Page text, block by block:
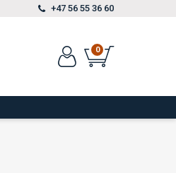
+47 56 55 36 60
0